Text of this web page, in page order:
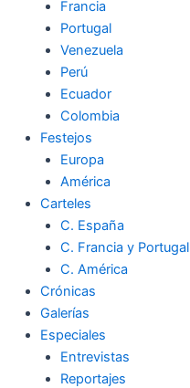
Francia
Portugal
Venezuela
Perú
Ecuador
Colombia
Festejos
Europa
América
Carteles
C. España
C. Francia y Portugal
C. América
Crónicas
Galerías
Especiales
Entrevistas
Reportajes